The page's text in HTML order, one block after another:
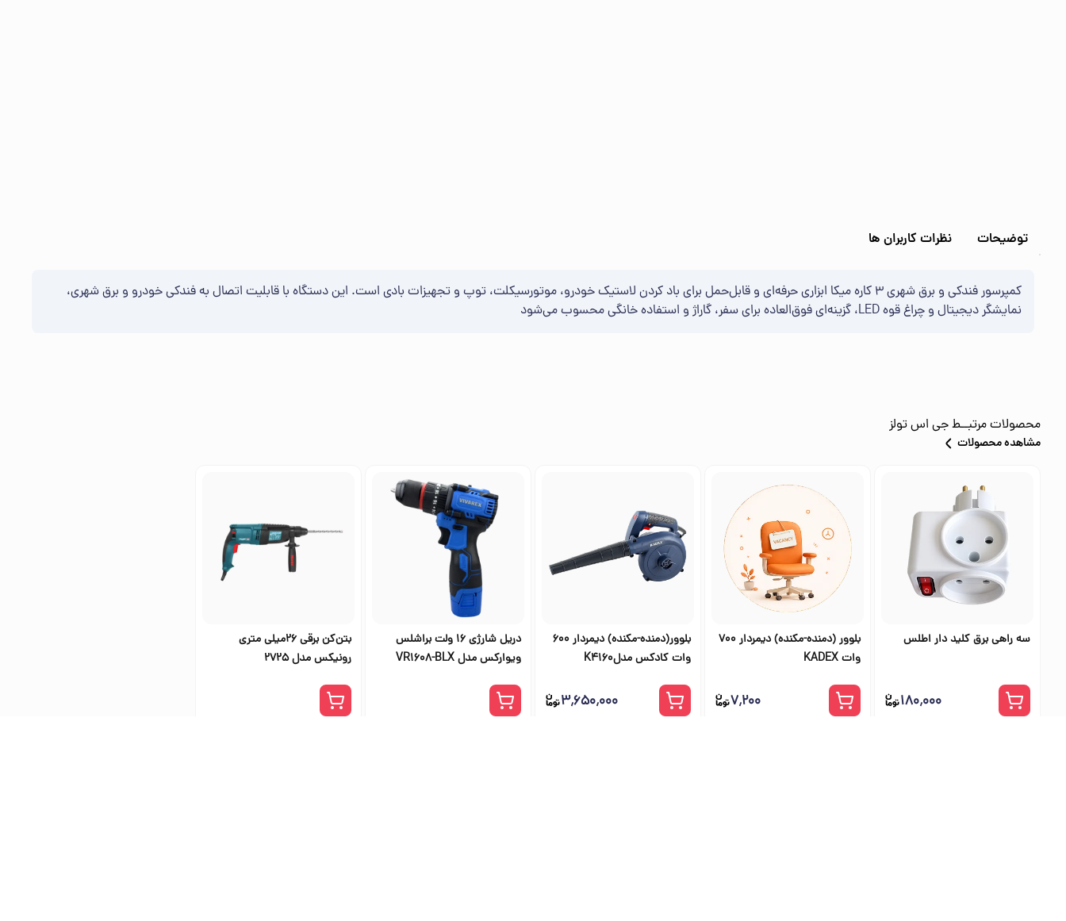
توضیحات نظرات کاربران ها
کمپرسور فندکی و برق شهری ۳ کاره میکا ابزاری حرفه‌ای و قابل‌حمل برای باد کردن لاستیک خودرو، موتورسیکلت، توپ و تجهیزات بادی است. این دستگاه با قابلیت اتصال به فندکی خودرو و برق شهری،
نمایشگر دیجیتال و چراغ قوه LED، گزینه‌ای فوق‌العاده برای سفر، گاراژ و استفاده خانگی محسوب می‌شود
محصولات مرتبــطجی اس تولز
مشاهده محصولات
سه راهی برق کلید دار اطلس
۱۸۰٬۰۰۰
بلوور (دمنده-مکنده) دیمردار 700
وات KADEX
۷٬۲۰۰
بلوور(دمنده-مکنده) دیمردار 600
وات کادکس مدلK4160
۳٬۶۵۰٬۰۰۰
دریل شارژی 16 ولت براشلس
ویوارکس مدل VR1608-BLX
بتن‌کن برقی 26میلی متری
رونیکس مدل 2725